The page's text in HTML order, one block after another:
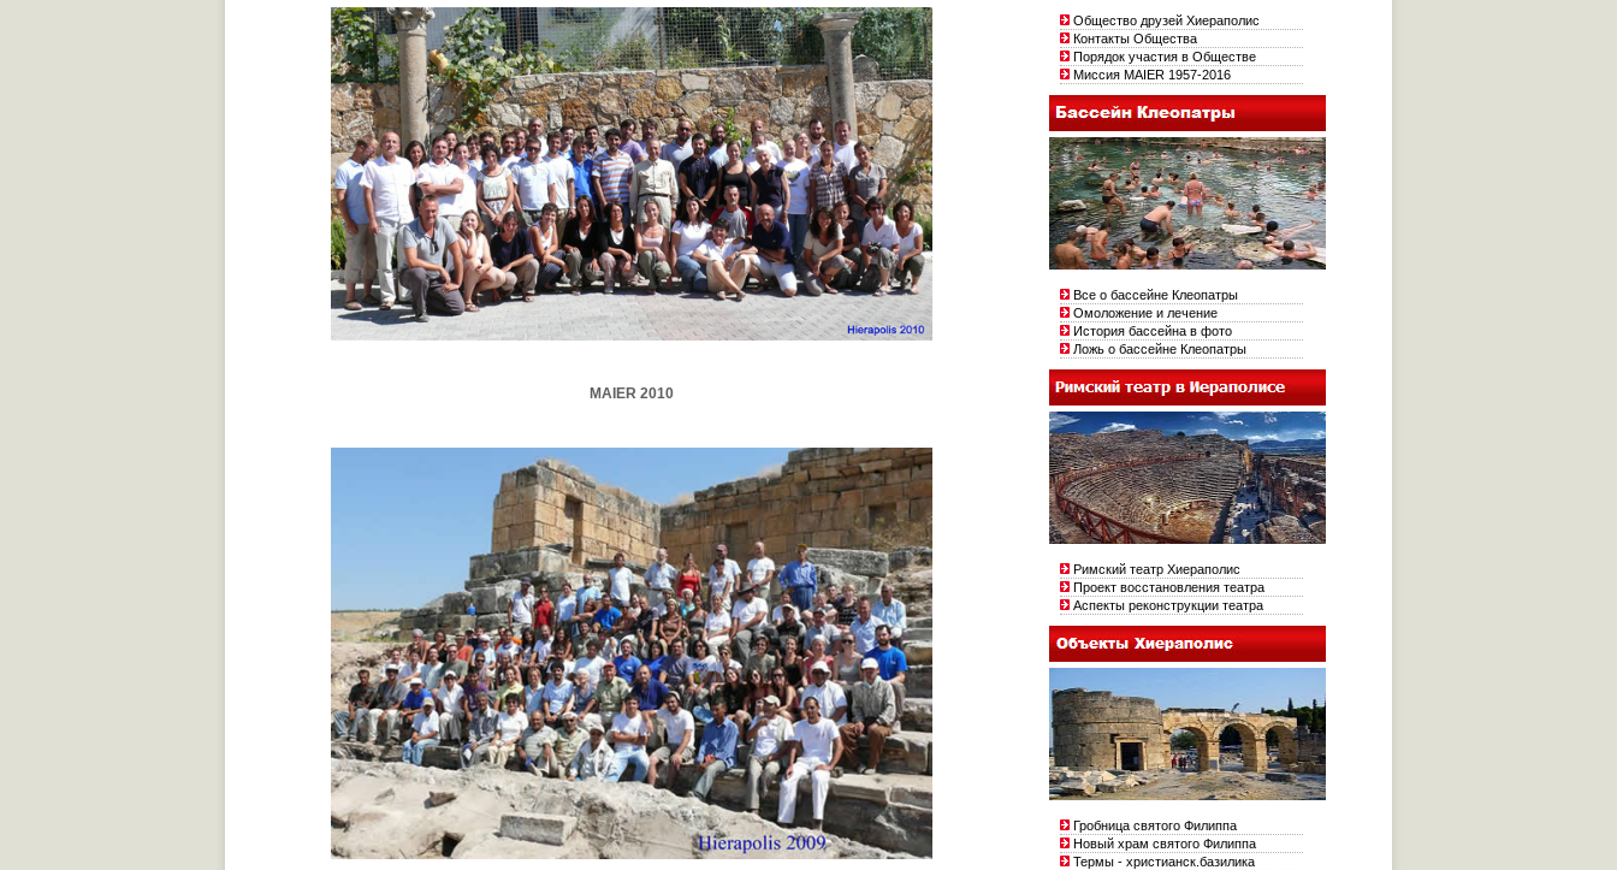
MAIER 2010
Общество друзей Хиераполис
Контакты Общества
Порядок участия в Обществе
Миссия MAIER 1957-2016
Все о бассейне Клеопатры
Омоложение и лечение
История бассейна в фото
Ложь о бассейне Клеопатры
Римский театр Хиераполис
Проект восстановления театра
Аспекты реконструкции театра
Гробница святого Филиппа
Новый храм святого Филиппа
Термы - христианск.базилика